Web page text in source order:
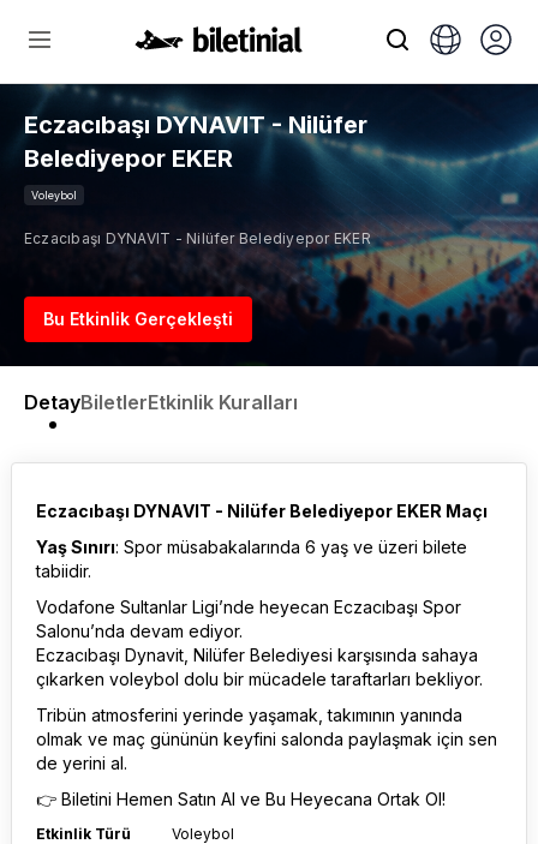
Eczacıbaşı DYNAVIT - Nilüfer
Belediyepor EKER
Voleybol
Eczacıbaşı DYNAVIT - Nilüfer Belediyepor EKER
Bu Etkinlik Gerçekleşti
DetayBiletlerEtkinlik Kuralları
Eczacıbaşı DYNAVIT - Nilüfer Belediyepor EKER Maçı
Yaş Sınırı: Spor müsabakalarında 6 yaş ve üzeri bilete
tabiidir.
Vodafone Sultanlar Ligi’nde heyecan Eczacıbaşı Spor
Salonu’nda devam ediyor.
Eczacıbaşı Dynavit, Nilüfer Belediyesi karşısında sahaya
çıkarken voleybol dolu bir mücadele taraftarları bekliyor.
Tribün atmosferini yerinde yaşamak, takımının yanında
olmak ve maç gününün keyfini salonda paylaşmak için sen
de yerini al.
👉 Biletini Hemen Satın Al ve Bu Heyecana Ortak Ol!
Etkinlik Türü Voleybol